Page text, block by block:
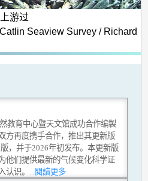
游过
Seaview Survey / Richard
教育中心暨天文馆成功合作编製
方再度携手合作，推出其更新版
，并于2026年初发布。本更新版
他们提供最新的气候变化科学证
认识。
...閱讀更多